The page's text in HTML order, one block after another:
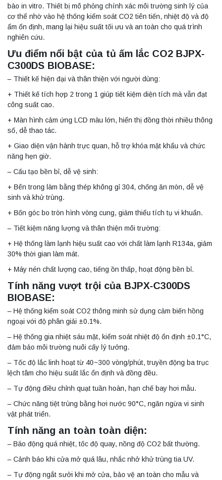
bào in vitro. Thiết bị mô phỏng chính xác môi trường sinh lý của
cơ thể nhờ vào hệ thống kiểm soát CO2 tiên tiến, nhiệt độ và độ
ẩm ổn định, mang lại hiệu suất tối ưu và an toàn cho quá trình
nghiên cứu.
Ưu điểm nổi bật của tủ ấm lắc CO2 BJPX-
C300DS BIOBASE:
– Thiết kế hiện đại và thân thiện với người dùng:
+ Thiết kế tích hợp 2 trong 1 giúp tiết kiệm diện tích mà vẫn đạt
công suất cao.
+ Màn hình cảm ứng LCD màu lớn, hiển thị đồng thời nhiều thông
số, dễ thao tác.
+ Giao diện vận hành trực quan, hỗ trợ khóa mật khẩu và chức
năng hẹn giờ.
– Cấu tạo bền bỉ, dễ vệ sinh:
+ Bên trong làm bằng thép không gỉ 304, chống ăn mòn, dễ vệ
sinh và khử trùng.
+ Bốn góc bo tròn hình vòng cung, giảm thiểu tích tụ vi khuẩn.
– Tiết kiệm năng lượng và thân thiện môi trường:
+ Hệ thống làm lạnh hiệu suất cao với chất làm lạnh R134a, giảm
30% thời gian làm mát.
+ Máy nén chất lượng cao, tiếng ồn thấp, hoạt động bền bỉ.
Tính năng vượt trội của BJPX-C300DS
BIOBASE:
– Hệ thống kiểm soát CO2 thông minh sử dụng cảm biến hồng
ngoại với độ phân giải ±0.1%.
– Hệ thống gia nhiệt sáu mặt, kiểm soát nhiệt độ ổn định ±0.1°C,
đảm bảo môi trường nuôi cấy lý tưởng.
– Tốc độ lắc linh hoạt từ 40~300 vòng/phút, truyền động ba trục
lệch tâm cho hiệu suất lắc ổn định và đồng đều.
– Tự động điều chỉnh quạt tuần hoàn, hạn chế bay hơi mẫu.
– Chức năng tiệt trùng bằng hơi nước 90°C, ngăn ngừa vi sinh
vật phát triển.
Tính năng an toàn toàn diện:
– Báo động quá nhiệt, tốc độ quay, nồng độ CO2 bất thường.
– Cảnh báo khi cửa mở quá lâu, nhắc nhở khử trùng tia UV.
– Tự động ngắt sưởi khi mở cửa, bảo vệ an toàn cho mẫu và